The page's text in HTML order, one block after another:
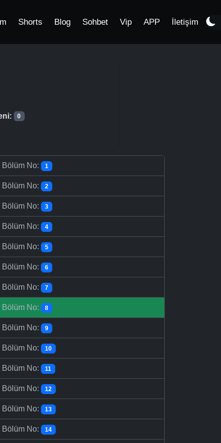
Shorts Blog Sohbet Vip APP İletişim
0
Bölüm No: 1
Bölüm No: 2
Bölüm No: 3
Bölüm No: 4
Bölüm No: 5
Bölüm No: 6
Bölüm No: 7
Bölüm No: 8
Bölüm No: 9
Bölüm No: 10
Bölüm No: 11
Bölüm No: 12
Bölüm No: 13
Bölüm No: 14